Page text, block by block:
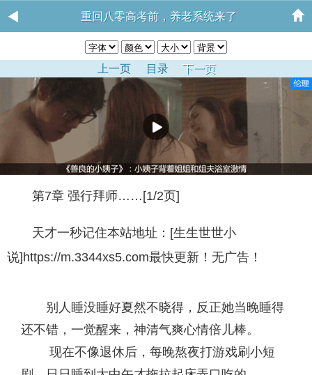
重回八零高考前，养老系统来了
上一页 目录 下一页
第7章 强行拜师……[1/2页]
天才一秒记住本站地址：[生生世世小
说]https://m.3344xs5.com最快更新！无广告！
别人睡没睡好夏然不晓得，反正她当晚睡得
还不错，一觉醒来，神清气爽心情倍儿棒。
现在不像退休后，每晚熬夜打游戏刷小短